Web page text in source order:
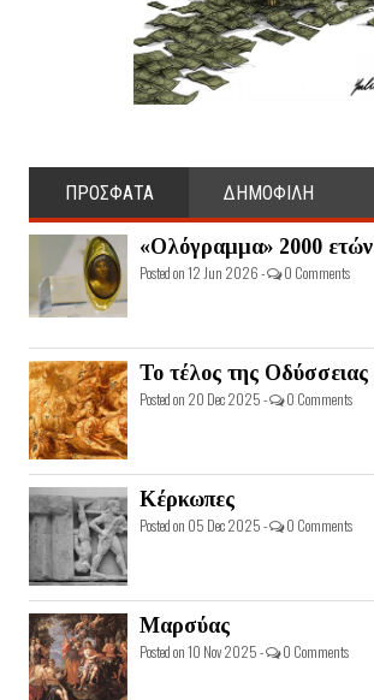
ΠΡΟΣΦΑΤΑ ΔΗΜΟΦΙΛΗ
«Ολόγραμμα» 2000 ετών
Posted on 12 Jun 2026 - 0 Comments
Το τέλος της Οδύσσειας
Posted on 20 Dec 2025 - 0 Comments
Κέρκωπες
Posted on 05 Dec 2025 - 0 Comments
Μαρσύας
Posted on 10 Nov 2025 - 0 Comments